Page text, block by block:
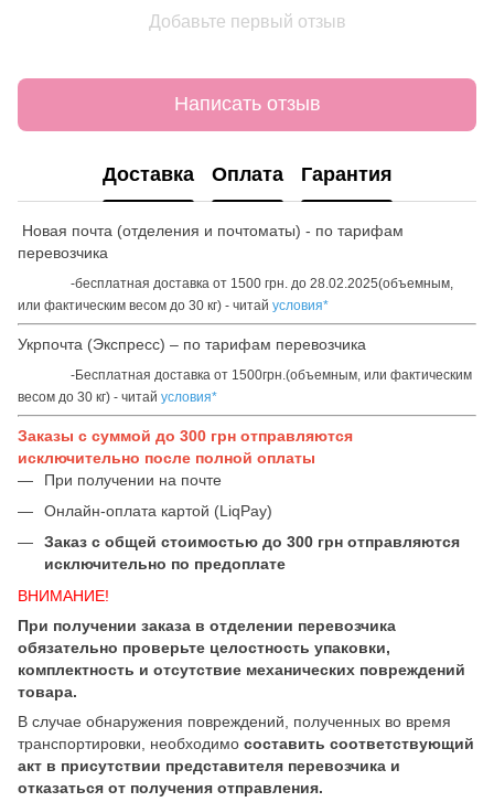
Добавьте первый отзыв
Написать отзыв
Доставка Оплата Гарантия
Новая почта (отделения и почтоматы) - по тарифам
перевозчика
-бесплатная доставка от 1500 грн. до 28.02.2025(объемным,
или фактическим весом до 30 кг) - читай условия*
Укрпочта (Экспресс) – по тарифам перевозчика
-Бесплатная доставка от 1500грн.(объемным, или фактическим
весом до 30 кг) - читай условия*
Заказы с суммой до 300 грн отправляются
исключительно после полной оплаты
При получении на почте
Онлайн-оплата картой (LiqPay)
Заказ с общей стоимостью до 300 грн отправляются
исключительно по предоплате
ВНИМАНИЕ!
При получении заказа в отделении перевозчика
обязательно проверьте целостность упаковки,
комплектность и отсутствие механических повреждений
товара.
В случае обнаружения повреждений, полученных во время
транспортировки, необходимо составить соответствующий
акт в присутствии представителя перевозчика и
отказаться от получения отправления.